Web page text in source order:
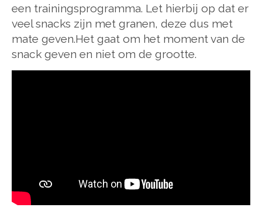
een trainingsprogramma. Let hierbij op dat er
veel snacks zijn met granen, deze dus met
mate geven.Het gaat om het moment van de
snack geven en niet om de grootte.